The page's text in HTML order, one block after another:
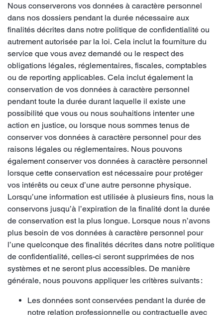
Nous conserverons vos données à caractère personnel
dans nos dossiers pendant la durée nécessaire aux
finalités décrites dans notre politique de confidentialité ou
autrement autorisée par la loi. Cela inclut la fourniture du
service que vous avez demandé ou le respect des
obligations légales, réglementaires, fiscales, comptables
ou de reporting applicables. Cela inclut également la
conservation de vos données à caractère personnel
pendant toute la durée durant laquelle il existe une
possibilité que vous ou nous souhaitions intenter une
action en justice, ou lorsque nous sommes tenus de
conserver vos données à caractère personnel pour des
raisons légales ou réglementaires. Nous pouvons
également conserver vos données à caractère personnel
lorsque cette conservation est nécessaire pour protéger
vos intérêts ou ceux d’une autre personne physique.
Lorsqu’une information est utilisée à plusieurs fins, nous la
conservons jusqu’à l’expiration de la finalité dont la durée
de conservation est la plus longue. Lorsque nous n’avons
plus besoin de vos données à caractère personnel pour
l’une quelconque des finalités décrites dans notre politique
de confidentialité, celles-ci seront supprimées de nos
systèmes et ne seront plus accessibles. De manière
générale, nous pouvons appliquer les critères suivants :
Les données sont conservées pendant la durée de
notre relation professionnelle ou contractuelle avec